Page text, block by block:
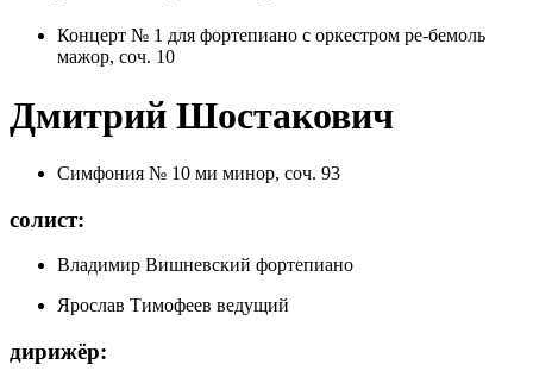
Концерт № 1 для фортепиано с оркестром ре-бемоль
мажор, соч. 10
Дмитрий Шостакович
Симфония № 10 ми минор, соч. 93
солист:
Владимир Вишневский фортепиано
Ярослав Тимофеев ведущий
дирижёр: